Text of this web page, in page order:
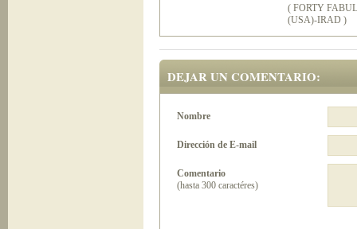
( FORTY
(USA)-IRAD )
DEJAR UN COMENTARIO:
Nombre
Dirección de E-mail
Comentario
(hasta 300 caractéres)